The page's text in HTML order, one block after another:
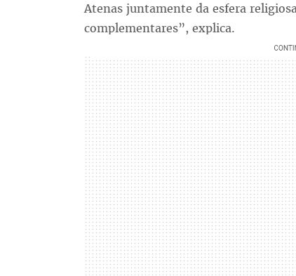
Atenas juntamente da esfera
complementares”, explica.